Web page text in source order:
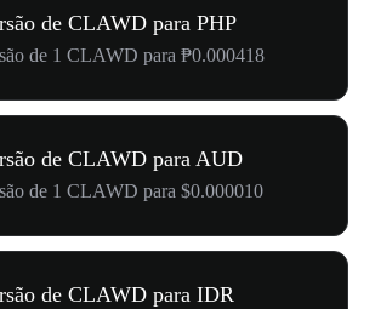
de CLAWD para PHP
de 1 CLAWD para ₱0.000418
de CLAWD para AUD
de 1 CLAWD para $0.000010
de CLAWD para IDR